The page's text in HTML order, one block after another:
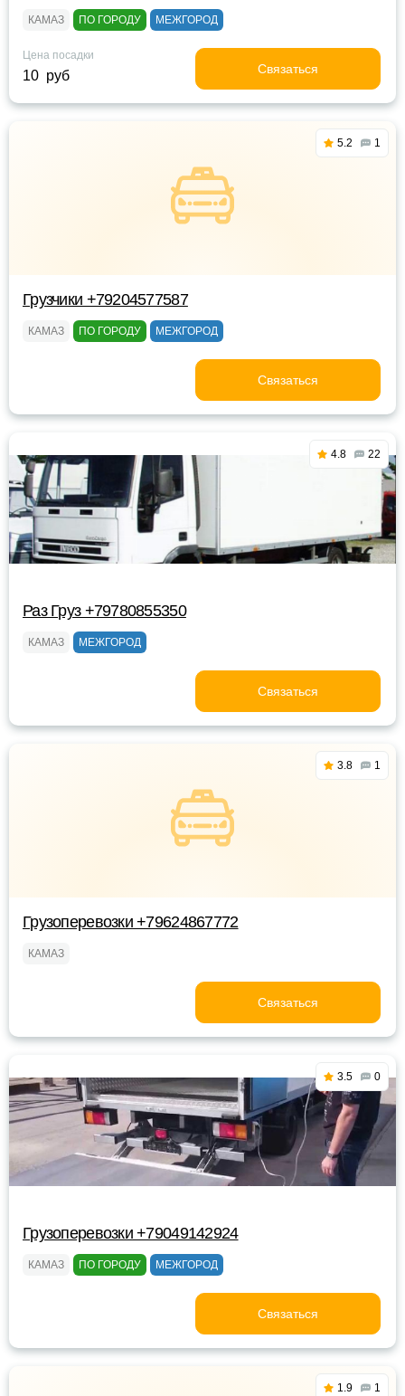
КАМАЗ ПО ГОРОДУ МЕЖГОРОД
Цена посадки
10 руб Связаться
5.2 1
Грузчики +79204577587
КАМАЗ ПО ГОРОДУ МЕЖГОРОД
Связаться
4.8 22
Раз Груз +79780855350
КАМАЗ МЕЖГОРОД
Связаться
3.8 1
Грузоперевозки +79624867772
КАМАЗ
Связаться
3.5 0
Грузоперевозки +79049142924
КАМАЗ ПО ГОРОДУ МЕЖГОРОД
Связаться
1.9 1